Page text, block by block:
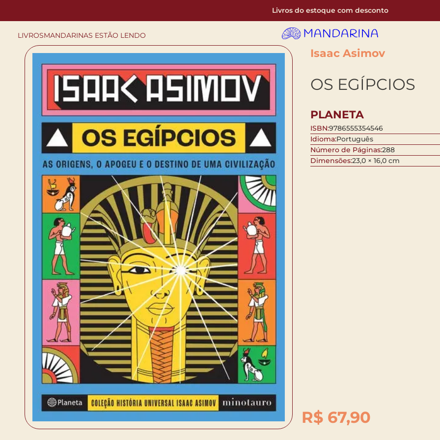
Livros do estoque com desconto
LIVROSMANDARINAS ESTÃO LENDO
Isaac Asimov
OS EGÍPCIOS
PLANETA
ISBN:9786555354546
Idioma:Português
Número de Páginas:288
Dimensões:23,0 × 16,0 cm
R$67,90